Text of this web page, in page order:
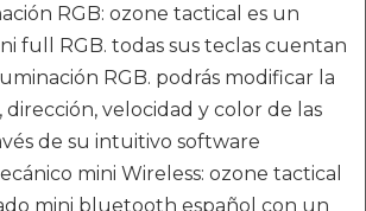
RGB: ozone tactical es un
full RGB. todas sus teclas cuentan
RGB. podrás modificar la
dirección, velocidad y color de las
de su intuitivo software
mini Wireless: ozone tactical
mini bluetooth español con un